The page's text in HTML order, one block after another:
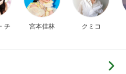
チ
宮本佳林 クミコ